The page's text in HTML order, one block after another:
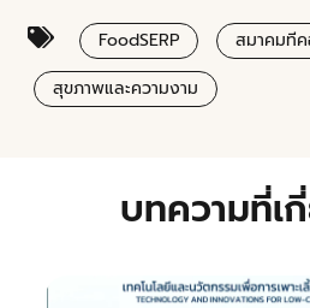
FoodSERP สมาคมที
สุขภาพและความงาม
บทความที่เ